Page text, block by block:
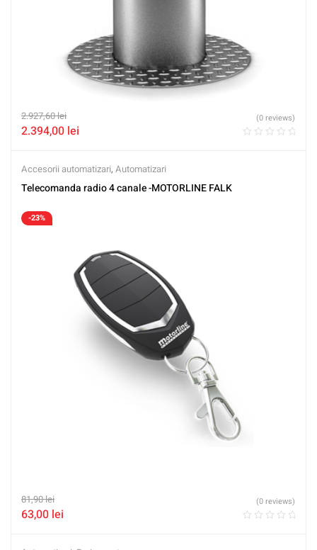
2.927,60lei
2.394,00 lei
(0 reviews)
Accesorii automatizari, Automatizari
Telecomanda radio 4 canale -MOTORLINE FALK
-23%
81,90lei
63,00 lei
(0 reviews)